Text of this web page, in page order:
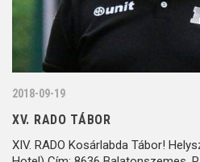
2018-09-19
XV. RADO TÁBOR
XIV. RADO Kosárlabda Tábor!